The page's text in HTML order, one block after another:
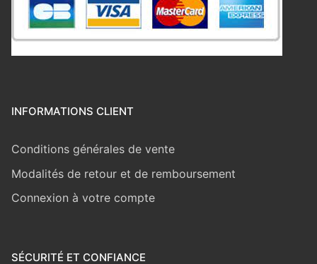
INFORMATIONS CLIENT
Conditions générales de vente
Modalités de retour et de remboursement
Connexion à votre compte
SÉCURITÉ ET CONFIANCE